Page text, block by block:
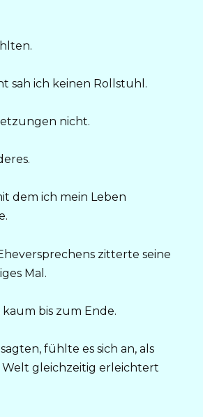
sah ich keinen Rollstuhl.
nicht.
dem ich mein Leben
zitterte seine
Mal.
bis zum Ende.
fühlte es sich an, als
gleichzeitig erleichtert